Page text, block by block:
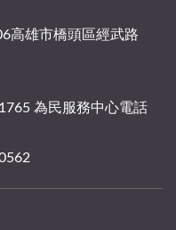
高雄市橋頭區經武路
為民服務中心電話